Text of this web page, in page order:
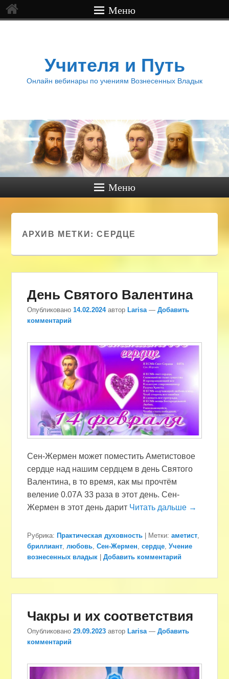
Меню
Учителя и Путь
Онлайн вебинары по учениям Вознесенных Владык
Меню
АРХИВ МЕТКИ:СЕРДЦЕ
День Святого Валентина
Опубликовано14.02.2024 автор Larisa —Добавить
комментарий
Сен-Жермен может поместить Аметистовое
сердце над нашим сердцем в день Святого
Валентина, в то время, как мы прочтём
веление 0.07А 33 раза в этот день. Сен-
Жермен в этот день дарит Читать дальше →
Рубрика: Практическая духовность Метки: аметист,
бриллиант,любовь,Сен-Жермен,сердце,Учение
вознесенных владык
|Добавить комментарий
Чакры и их соответствия
Опубликовано29.09.2023 автор Larisa —Добавить
комментарий